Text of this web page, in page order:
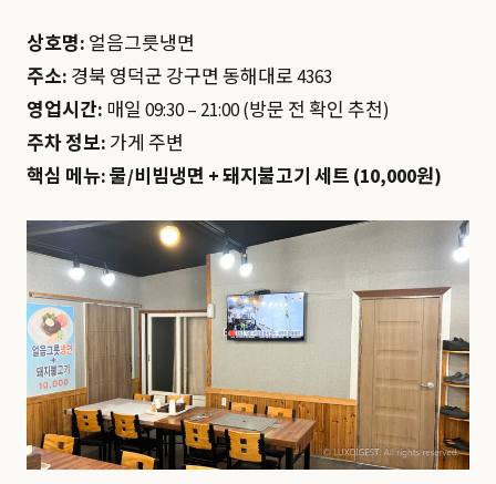
상호명: 얼음그릇냉면
주소: 경북 영덕군 강구면 동해대로 4363
영업시간: 매일 09:30 – 21:00 (방문 전 확인 추천)
주차 정보: 가게 주변
핵심 메뉴:물/비빔냉면 + 돼지불고기 세트 (10,000원)